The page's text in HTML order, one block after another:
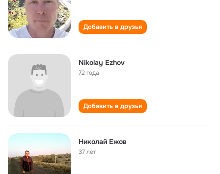
Добавить в друзья
Nikolay Ezhov
72 года
Добавить в друзья
Николай Ежов
37 лет